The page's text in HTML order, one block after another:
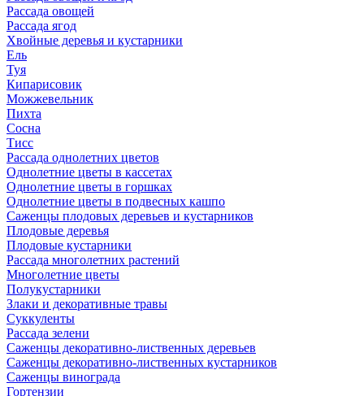
Рассада овощей
Рассада ягод
Хвойные деревья и кустарники
Ель
Туя
Кипарисовик
Можжевельник
Пихта
Сосна
Тисc
Рассада однолетних цветов
Однолетние цветы в кассетах
Однолетние цветы в горшках
Однолетние цветы в подвесных кашпо
Саженцы плодовых деревьев и кустарников
Плодовые деревья
Плодовые кустарники
Рассада многолетних растений
Многолетние цветы
Полукустарники
Злаки и декоративные травы
Суккуленты
Рассада зелени
Саженцы декоративно-лиственных деревьев
Саженцы декоративно-лиственных кустарников
Саженцы винограда
Гортензии